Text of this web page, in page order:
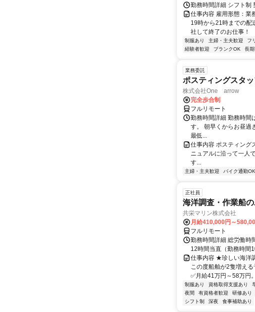
勤務時間詳細 シフト制
仕事内容 雇用形態：業
19時から21時までの配
社して終了のお仕事！
制服あり 主婦・主夫歓迎 フ
経験者歓迎
ブランクOK 長
業務委託
ポスティングスタッ
株式会社One arrow
完全歩合制
フルリモート
勤務時間詳細 勤務時間
す。 朝早くからお昼過
最低...
仕事内容 ポスティング
ニュアルに沿って一人
す...
主婦・主夫歓迎 バイク通勤OK
正社員
海洋調査・作業船
共栄マリン株式会社
月給410,000円～
フルリモート
勤務時間詳細 総労働時
12時間当直（勤務時間
仕事内容 ★珍しい海洋
この度船舶が2隻増え
✅月給41万円～58万円
制服あり 資格取得支援あり
夜間
有資格者歓迎 研修あり
シフト制
深夜 食事補助あり